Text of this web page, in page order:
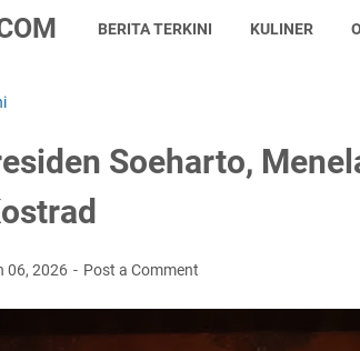
BERITA TERKINI KULINER
Soeharto,
06, 2026 Post a Comment